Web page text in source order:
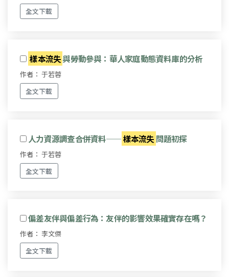
全文下載
樣本流失與勞動參與：華人家庭動態資料庫的分析
作者： 于若蓉
全文下載
人力資源調查合併資料——樣本流失 問題初探
作者： 于若蓉
全文下載
偏差友伴與偏差行為：友伴的影響效果確實存在嗎？
作者： 李文傑
全文下載